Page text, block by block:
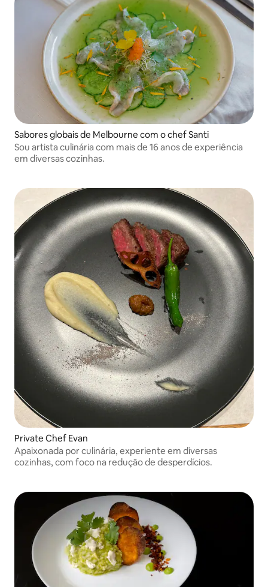
Sabores globais de Melbourne com o chef Santi
Sou artista culinária com mais de 16 anos de experiência
em diversas cozinhas.
Private Chef Evan
Apaixonada por culinária, experiente em diversas
cozinhas, com foco na redução de desperdícios.